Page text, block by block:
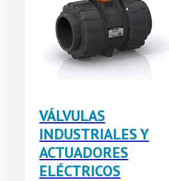
VÁLVULAS
INDUSTRIALES Y
ACTUADORES
ELÉCTRICOS